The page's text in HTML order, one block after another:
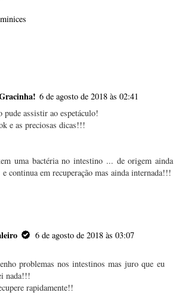
6 de agosto de 2018 às 02:41
pude assistir ao espetáculo!
e as preciosas dicas!!!
uma bactéria no intestino ... de origem ainda
e continua em recuperação mas ainda internada!!!
6 de agosto de 2018 às 03:07
problemas nos intestinos mas juro que eu
nada!!!
rapidamente!!